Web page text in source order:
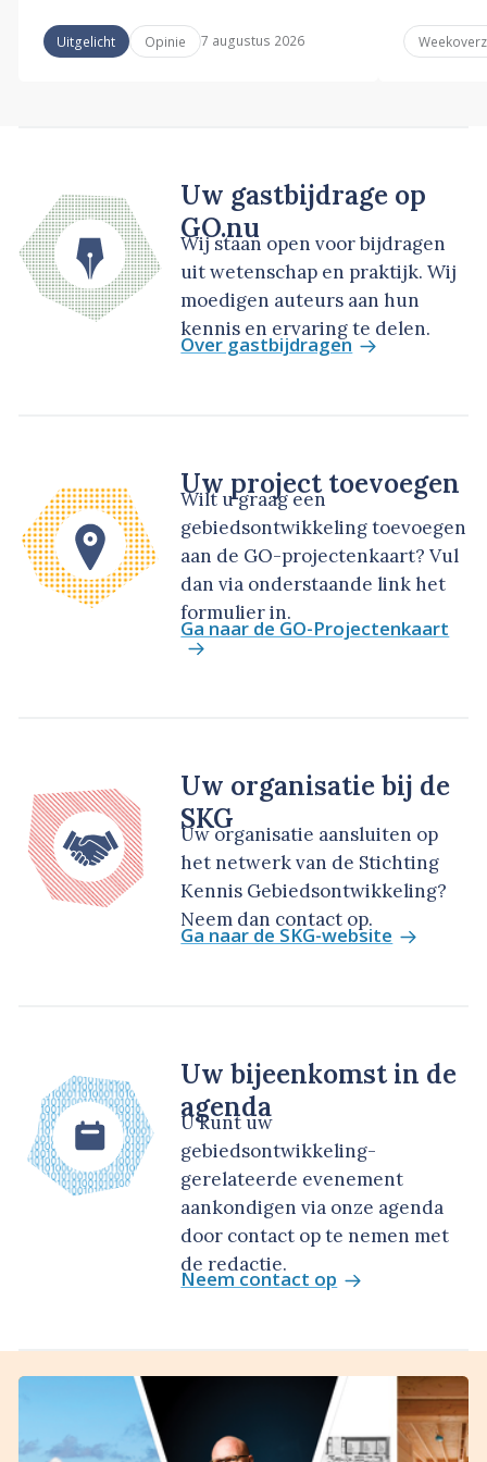
Uitgelicht Opinie 7 augustus 2026
Uw gastbijdrage op
GO.nu
Wij staan open voor bijdragen
uit wetenschap en praktijk. Wij
moedigen auteurs aan hun
kennis en ervaring te delen.
Over gastbijdragen
Uw project toevoegen
Wilt u graag een
gebiedsontwikkeling toevoegen
aan de GO-projectenkaart? Vul
dan via onderstaande link het
formulier in.
Ga naar de GO-Projectenkaart
Uw organisatie bij de
SKG
Uw organisatie aansluiten op
het netwerk van de Stichting
Kennis Gebiedsontwikkeling?
Neem dan contact op.
Ga naar de SKG-website
Uw bijeenkomst in de
agenda
U kunt uw
gebiedsontwikkeling-
gerelateerde evenement
aankondigen via onze agenda
door contact op te nemen met
de redactie.
Neem contact op